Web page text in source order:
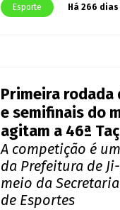
Esporte Há 266 dias
Primeira rodada
e semifinais do
agitam a 46ª
A competição é
da Prefeitura de
meio da
de Esportes